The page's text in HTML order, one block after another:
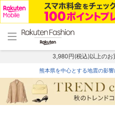
menu home
トップ
3,980円(税込)以上のお
熊本県を中心とする地震の影